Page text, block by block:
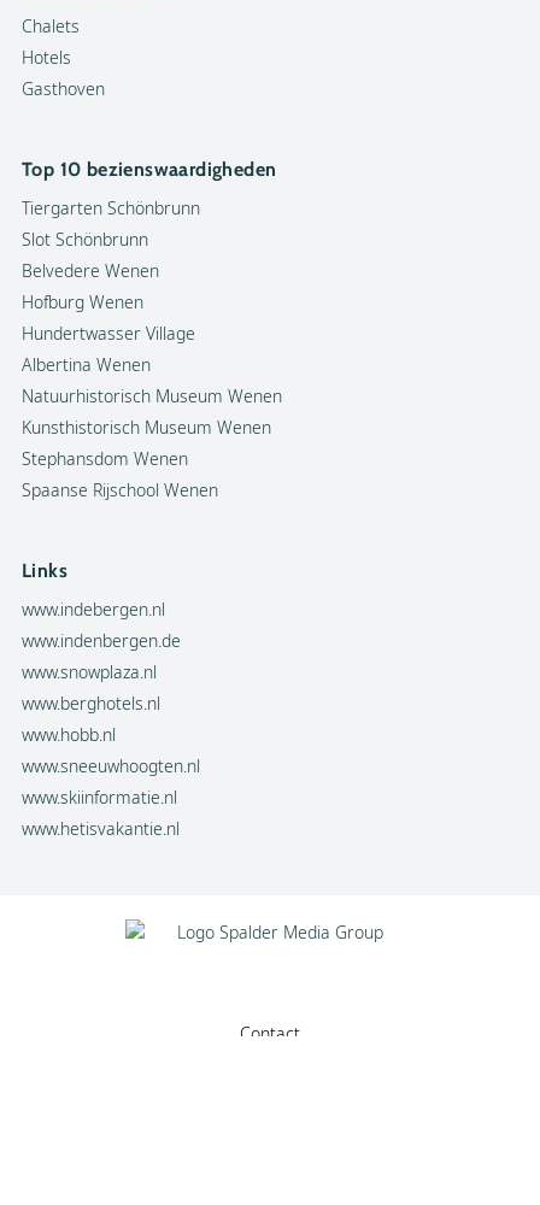
Chalets
Hotels
Gasthoven
Top 10 bezienswaardigheden
Tiergarten Schönbrunn
Slot Schönbrunn
Belvedere Wenen
Hofburg Wenen
Hundertwasser Village
Albertina Wenen
Natuurhistorisch Museum Wenen
Kunsthistorisch Museum Wenen
Stephansdom Wenen
Spaanse Rijschool Wenen
Links
www.indebergen.nl
www.indenbergen.de
www.snowplaza.nl
www.berghotels.nl
www.hobb.nl
www.sneeuwhoogten.nl
www.skiinformatie.nl
www.hetisvakantie.nl
Contact